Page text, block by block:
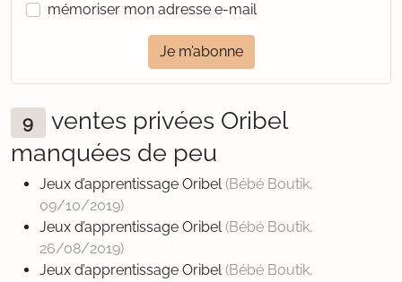
mémoriser mon adresse e-mail
Je m’abonne
9
ventes privées Oribel
manquées de peu
Jeux d’apprentissage Oribel(Bébé Boutik,
09/10/2019)
Jeux d’apprentissage Oribel(Bébé Boutik,
26/08/2019)
Jeux d’apprentissage Oribel(Bébé Boutik,